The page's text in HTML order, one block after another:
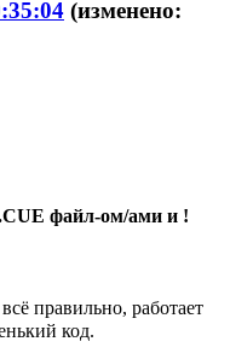
(изменено:
файл-ом/ами и !
правильно, работает
код.